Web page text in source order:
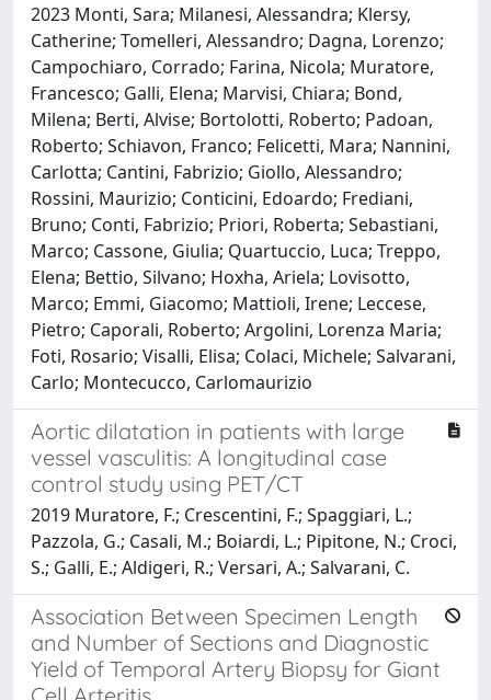
2023 Monti, Sara; Milanesi, Alessandra; Klersy,
Catherine; Tomelleri, Alessandro; Dagna, Lorenzo;
Campochiaro, Corrado; Farina, Nicola; Muratore,
Francesco; Galli, Elena; Marvisi, Chiara; Bond,
Milena; Berti, Alvise; Bortolotti, Roberto; Padoan,
Roberto; Schiavon, Franco; Felicetti, Mara; Nannini,
Carlotta; Cantini, Fabrizio; Giollo, Alessandro;
Rossini, Maurizio; Conticini, Edoardo; Frediani,
Bruno; Conti, Fabrizio; Priori, Roberta; Sebastiani,
Marco; Cassone, Giulia; Quartuccio, Luca; Treppo,
Elena; Bettio, Silvano; Hoxha, Ariela; Lovisotto,
Marco; Emmi, Giacomo; Mattioli, Irene; Leccese,
Pietro; Caporali, Roberto; Argolini, Lorenza Maria;
Foti, Rosario; Visalli, Elisa; Colaci, Michele; Salvarani,
Carlo; Montecucco, Carlomaurizio
Aortic dilatation in patients with large
vessel vasculitis: A longitudinal case
control study using PET/CT
2019 Muratore, F.; Crescentini, F.; Spaggiari, L.;
Pazzola, G.; Casali, M.; Boiardi, L.; Pipitone, N.; Croci,
S.; Galli, E.; Aldigeri, R.; Versari, A.; Salvarani, C.
Association Between Specimen Length
and Number of Sections and Diagnostic
Yield of Temporal Artery Biopsy for Giant